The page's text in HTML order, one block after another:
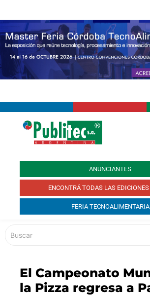
ANUNCIANTES
ENCONTRÁ TODAS LAS
FERIA TECNOALIMENTARIA
El Campeonato
la Pizza regresa a